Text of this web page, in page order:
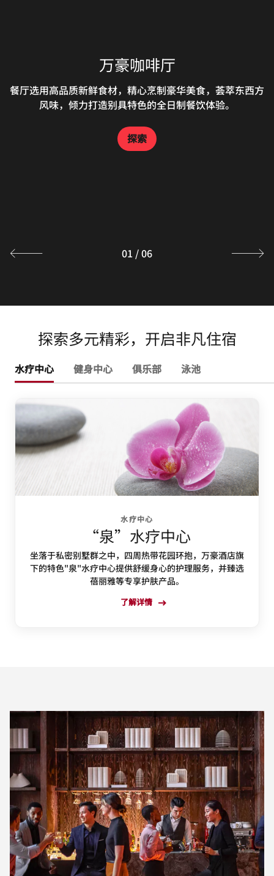
万豪咖啡厅
餐厅选用高品质新鲜食材，精心烹制豪华美食，荟萃东西方
风味，倾力打造别具特色的全日制餐饮体验。
探索
万豪中餐厅
万豪特色中餐厅于 2024 年 6 月完成焕新。餐厅供应各式时
尚可口的粤菜、以及海南本地菜和潮州美食，雅致闲适的环
境与精致美食相映成趣。
探索
鱼吧海边餐厅
沉浸于亚龙湾的壮丽美景之间，沐浴在明媚的热带阳光下，
享用可口三明治、小吃和异国情调鸡尾酒。更有特色甘甜冰
淇淋、新鲜水果沙冰和爽口热带果汁，带给您不可思议的冰
探索
忘忧吧
忘忧·大堂酒廊采用现代装饰混合木质元素，营造出轻松舒
适的无忧度假氛围，可以在此一边欣赏亚龙湾的景色，一边
品饮富有异国情调的鸡尾酒或天然果汁
探索
01 /06
探索多元精彩，开启非凡住宿
水疗中心 健身中心 俱乐部 泳池
水疗中心
“泉”水疗中心
坐落于私密别墅群之中，四周热带花园环抱，万豪酒店旗
下的特色"泉"水疗中心提供舒缓身心的护理服务，并臻选
蓓丽雅等专享护肤产品。
了解详情